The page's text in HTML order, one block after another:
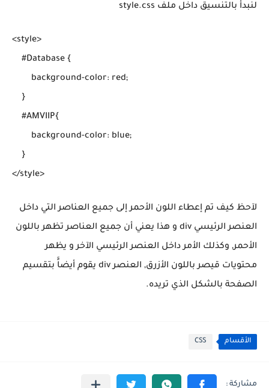
لنبدأ بالتنسيق داخل ملف style.css
<style>
    #Database {
        background-color: red;
    }
    #AMVIIP{
        background-color: blue;
    }
لآحظ كيف تم إعطاء اللون الأحمر إلى جميع العناصر التي داخل
العنصر الرئيسي div و هذا يعني أن جميع العناصر تظهر باللون
الأحمر, وكذلك الأمر داخل العنصر الرئيسي الآخر و يظهر
محتويات قيصر باللون الأزرق, العنصر div يقوم أيضاًَ بتقسيم
الصفحة بالشكل الذي تريده.
الأقسام CSS